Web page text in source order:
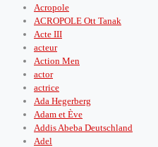
Acropole
ACROPOLE Ott Tanak
Acte III
acteur
Action Men
actor
actrice
Ada Hegerberg
Adam et Ève
Addis Abeba Deutschland
Adel